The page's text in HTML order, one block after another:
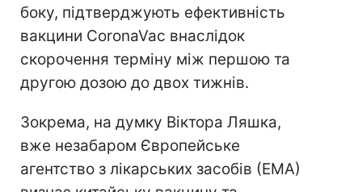
боку, підтверджують ефективність
вакцини CoronaVac внаслідок
скорочення терміну між першою та
другою дозою до двох тижнів.
Зокрема, на думку Віктора Ляшка,
вже незабаром Європейське
агентство з лікарських засобів (ЕМА)